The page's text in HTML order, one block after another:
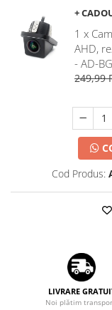
+
1 x
AHD,
- AD-
249,99
Cod Produs:
LIVRARE
Noi plătim